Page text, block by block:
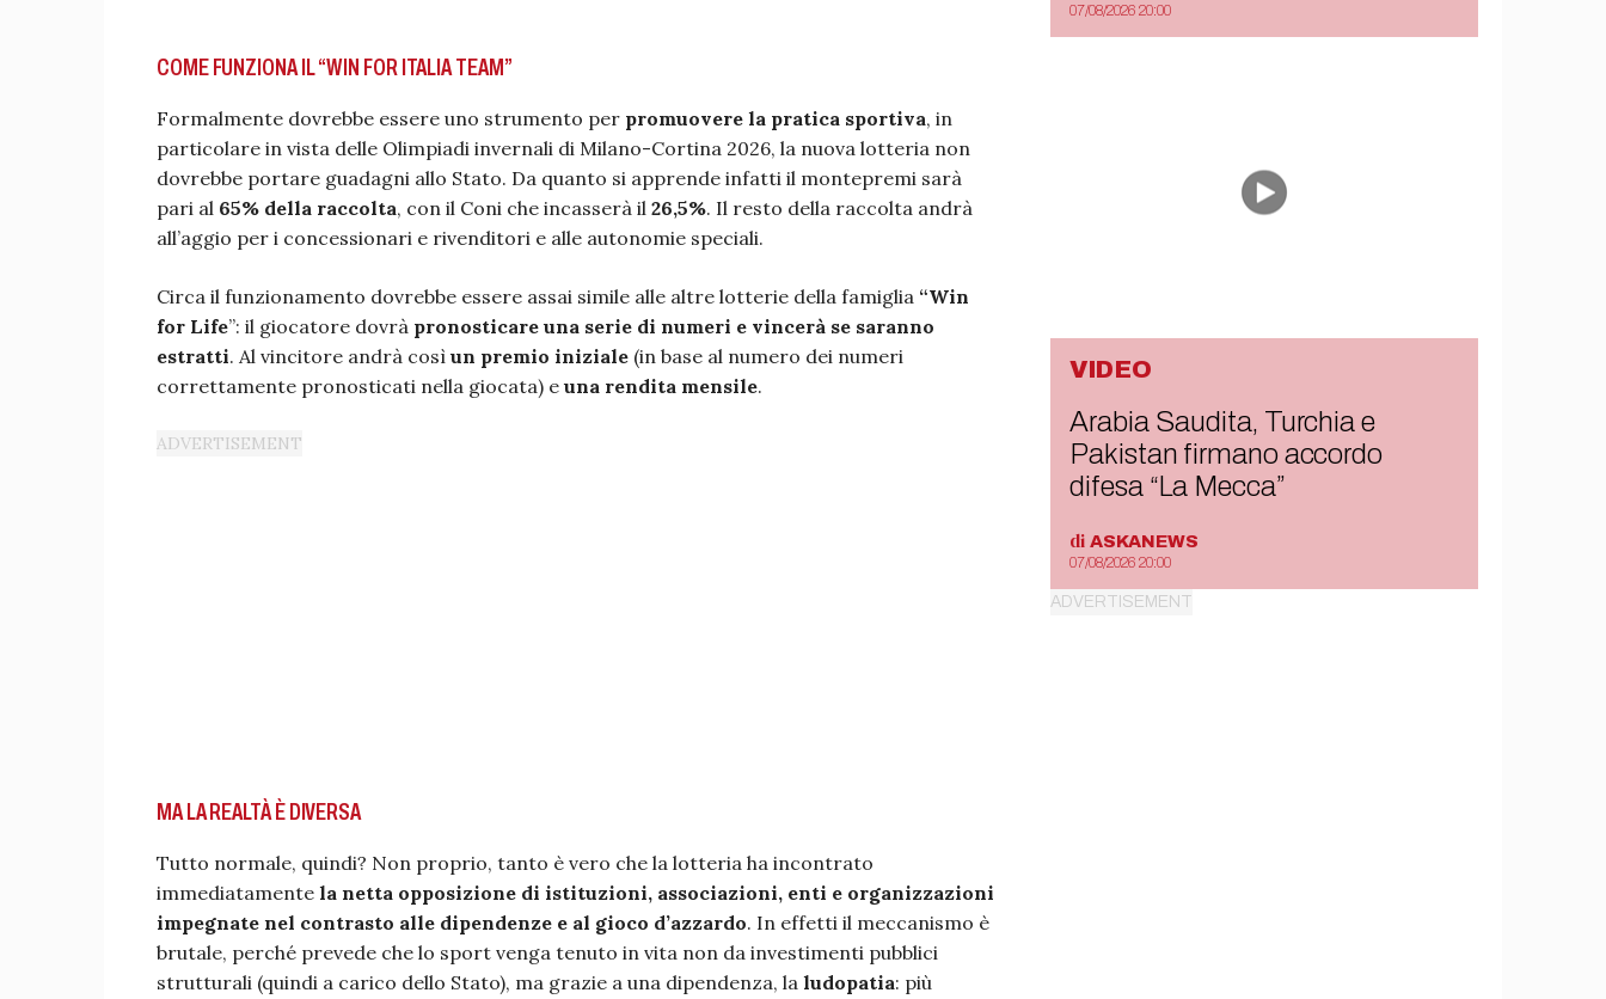
COME FUNZIONA IL “WIN FOR ITALIA TEAM”
Formalmente dovrebbe essere uno strumento per promuovere la pratica sportiva, in
particolare in vista delle Olimpiadi invernali di Milano-Cortina 2026, la nuova lotteria non
dovrebbe portare guadagni allo Stato. Da quanto si apprende infatti il montepremi sarà
pari al 65% della raccolta, con il Coni che incasserà il 26,5%. Il resto della raccolta andrà
all’aggio per i concessionari e rivenditori e alle autonomie speciali.
Circa il funzionamento dovrebbe essere assai simile alle altre lotterie della famiglia “Win
for Life”: il giocatore dovrà pronosticare una serie di numeri e vincerà se saranno
estratti. Al vincitore andrà così un premio iniziale (in base al numero dei numeri
correttamente pronosticati nella giocata) e una rendita mensile.
MA LA REALTÀ È DIVERSA
Tutto normale, quindi? Non proprio, tanto è vero che la lotteria ha incontrato
immediatamente la netta opposizione di istituzioni, associazioni, enti e organizzazioni
impegnate nel contrasto alle dipendenze e al gioco d’azzardo. In effetti il meccanismo è
brutale, perché prevede che lo sport venga tenuto in vita non da investimenti pubblici
strutturali (quindi a carico dello Stato), ma grazie a una dipendenza, la ludopatia: più
07/08/2026 20:00
VIDEO
Arabia Saudita, Turchia e
Pakistan firmano accordo
difesa “La Mecca”
di ASKANEWS
07/08/2026 20:00